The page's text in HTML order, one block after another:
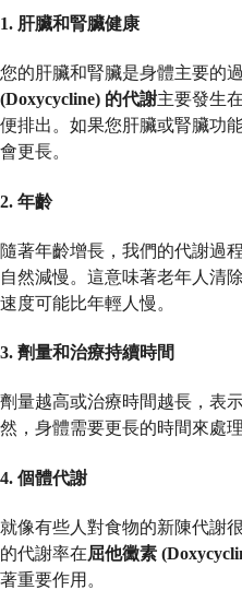
1. 肝臟和腎臟健康
您的肝臟和腎臟是身體主要的
(Doxycycline) 的代謝主要發生
便排出。如果您肝臟或腎臟功
會更長。
2. 年齡
隨著年齡增長，我們的代謝過
自然減慢。這意味著老年人清
速度可能比年輕人慢。
3. 劑量和治療持續時間
劑量越高或治療時間越長，表
然，身體需要更長的時間來處
4. 個體代謝
就像有些人對食物的新陳代謝
的代謝率在屈他黴素
著重要作用。